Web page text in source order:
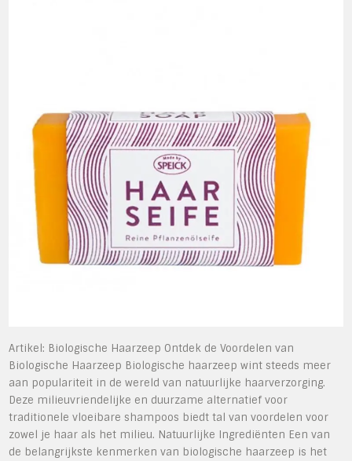
Artikel: Biologische Haarzeep Ontdek de Voordelen van
Biologische Haarzeep Biologische haarzeep wint steeds meer
aan populariteit in de wereld van natuurlijke haarverzorging.
Deze milieuvriendelijke en duurzame alternatief voor
traditionele vloeibare shampoos biedt tal van voordelen voor
zowel je haar als het milieu. Natuurlijke Ingrediënten Een van
de belangrijkste kenmerken van biologische haarzeep is het